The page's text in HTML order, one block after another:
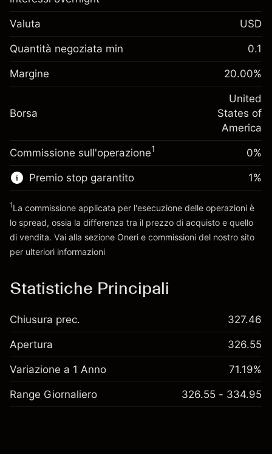
investimento
Adeguamento
finanziamento overnight
Oneri per l'intero valore della
-0.02154
%
(-$1.08)
Dimensione dell'operazione a leva
Denaro da leva ~
$4,000.00
Vai alla piattaforma
Margine. Il tuo
investimento
$1,000.00
posizione
-0.000682
%
(-$0.03)
Dimensione dell'operazione a leva
~$5,000.00
Denaro da leva ~
Vai alla piattaforma
Valuta USD
Quantità negoziata min 0.1
Margine 20.00%
Borsa
United
States of
America
Commissione sull'operazione1 0%
Premio stop garantito 1%
1La commissione applicata per l'esecuzione delle operazioni è
lo spread, ossia la differenza tra il prezzo di acquisto e quello
di vendita. Vai alla sezione Oneri e commissioni del nostro sito
per ulteriori informazioni
Statistiche Principali
Chiusura prec. 327.46
Apertura 326.55
Variazione a 1 Anno 71.19%
Range Giornaliero 326.55 - 334.95